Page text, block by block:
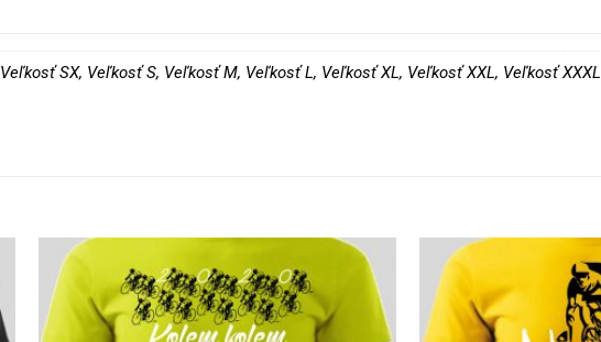
Veľkosť SX, Veľkosť S, Veľkosť M, Veľkosť L, Veľkosť XL, Veľkosť XXL, Veľkosť XXXL